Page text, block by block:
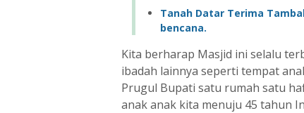
Tanah Datar Terima
bencana.
Kita berharap Masjid ini selalu
ibadah lainnya seperti tempat
Prugul Bupati satu rumah satu
anak anak kita menuju 45 tahun